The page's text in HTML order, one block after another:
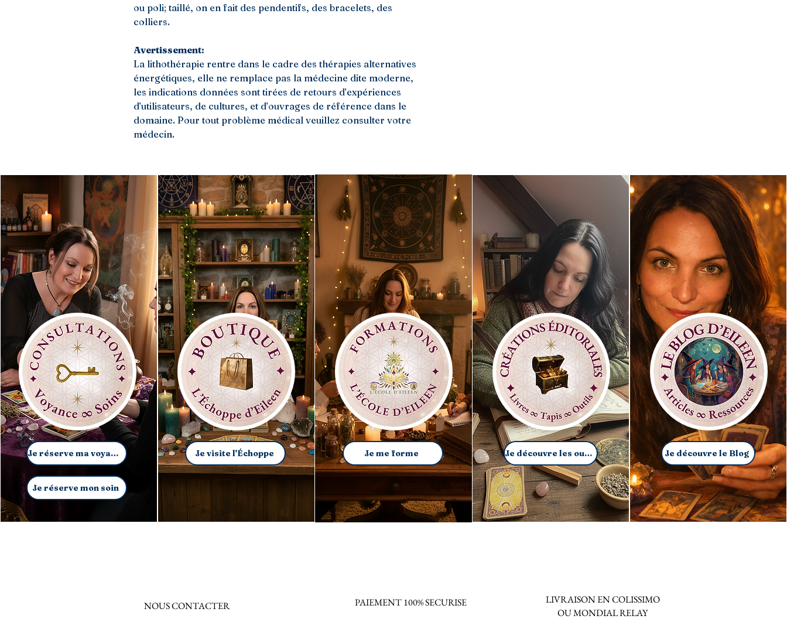
ou poli; taillé, on en fait des pendentifs, des bracelets, des
colliers.
Avertissement:
La lithothérapie rentre dans le cadre des thérapies alternatives
énergétiques, elle ne remplace pas la médecine dite moderne,
les indications données sont tirées de retours d’expériences
d’utilisateurs, de cultures, et d’ouvrages de référence dans le
domaine. Pour tout problème médical veuillez consulter votre
médecin.
Je réserve ma voyance
Je réserve mon soin
Je visite l'Échoppe Je me forme Je découvre les outils Je découvre le Blog
NOUS CONTACTER PAIEMENT 100% SECURISE
LIVRAISON EN COLISSIMO
OU MONDIAL RELAY